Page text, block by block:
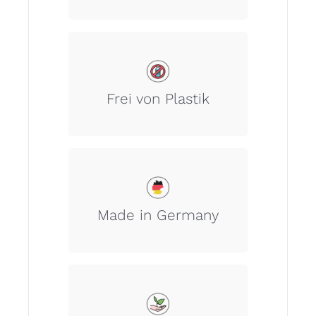
Frei von Plastik
Dieser Artikel beinhaltet keine
Made in Germany
Unsere Wertschöpfungskette
garantiert 100% Made in Germany.
Wir nehmen unsere Verantwortung